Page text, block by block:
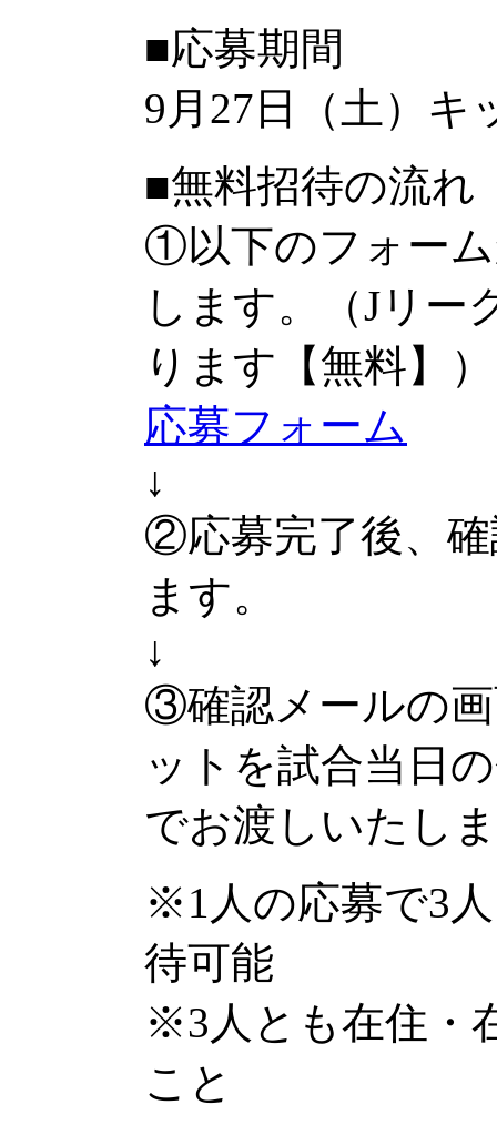
■応募期間
9月27日（土）キ
■無料招待の流れ
①以下のフォー
します。（Jリー
ります【無料】）
応募フォーム
↓
②応募完了後、
ます。
↓
③確認メールの
ットを試合当日
でお渡しいたし
※1人の応募で3
待可能
※3人とも在住・
こと